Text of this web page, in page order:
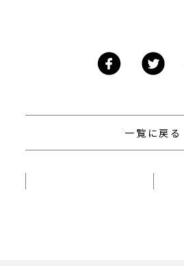
一覧に戻る